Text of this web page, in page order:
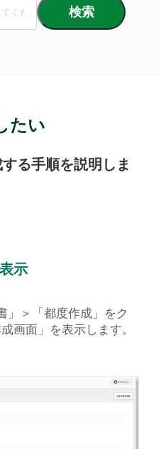
検索
たい
る手順を説明しま
示
」＞「都度作成」をク
画面」を表示します。